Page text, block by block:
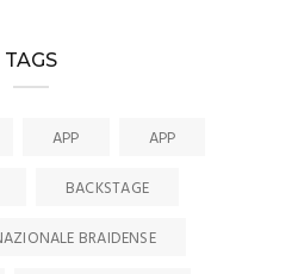
TAGS
APP
APP
BACKSTAGE
BRAIDENSE